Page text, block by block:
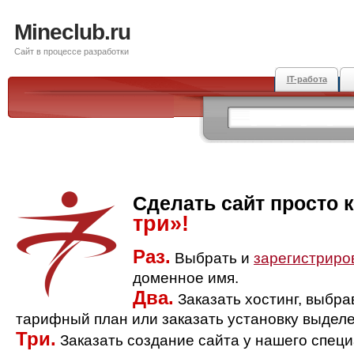
Mineclub.ru
Сайт в процессе разработки
IT-работа
Сделать сайт просто
три»!
Раз. Выбрать и
доменное имя.
Два. Заказать хостинг,
тарифный план или заказать установку
Три. Заказать создание сайта у нашего